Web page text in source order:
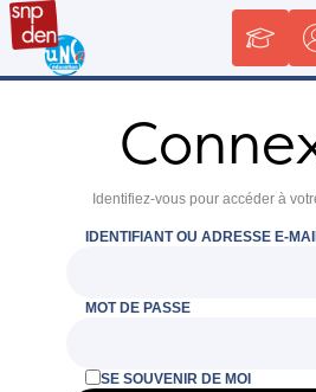
Identifiez-vous pour accéder à
IDENTIFIANT OU ADRESSE E-
MOT DE PASSE
SE SOUVENIR DE MOI